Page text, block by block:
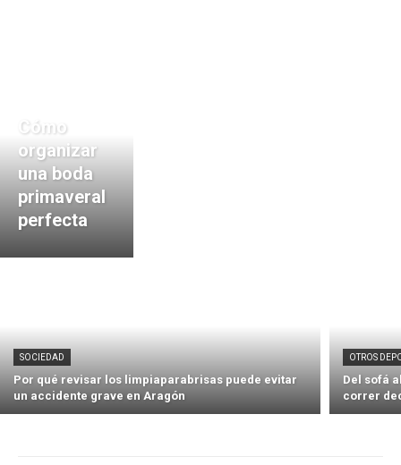
Cómo
organizar
una boda
primaveral
perfecta
SOCIEDAD
Por qué revisar los limpiaparabrisas puede evitar
un accidente grave en Aragón
OTROS
Del sofá
correr